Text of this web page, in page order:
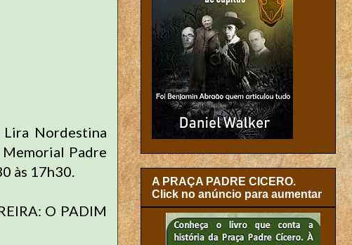
Nordestina
Padre
às 17h30.
O PADIM
A PRAÇA PADRE CICERO.
Click no anúncio para aumentar